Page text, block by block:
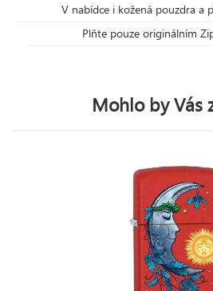
V nabídce i kožená pouzdra a
Plňte pouze originálním
Mohlo by Vás